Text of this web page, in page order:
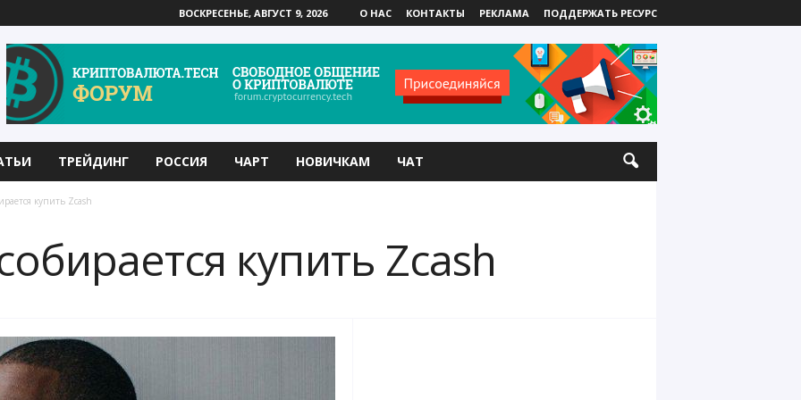
ВОСКРЕСЕНЬЕ, АВГУСТ 9, 2026 О НАС КОНТАКТЫ РЕКЛАМА ПОДДЕРЖАТЬ РЕСУРС
ТРЕЙДИНГ РОССИЯ ЧАРТ НОВИЧКАМ ЧАТ
купить Zcash
купить Zcash